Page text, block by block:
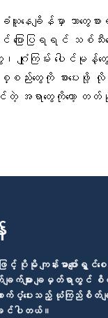
နေချိန်မှာ ဘာတွေစ
ြောပြရရင် သစ်သီး
ဂျုံကြမ်း ပေါင်မုန့်
ည်းတွေကို စားပေးဖို့
အရာတွေကိုတော့ တတ်နိုင်
ပိုမို ကျန်းမာပျော်ရွှင်စ
များ ချမှတ်ရာတွင် စိတ်ချ
က်ပံ့ပေးသည့် ယုံကြည်စိတ်ချရ
ချင်ပါတယ်။